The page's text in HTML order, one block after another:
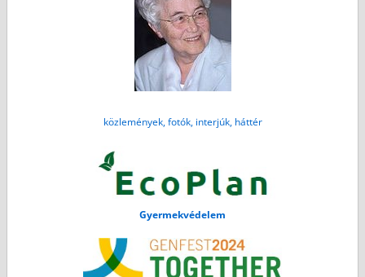
közlemények, fotók, interjúk, háttér
Gyermekvédelem